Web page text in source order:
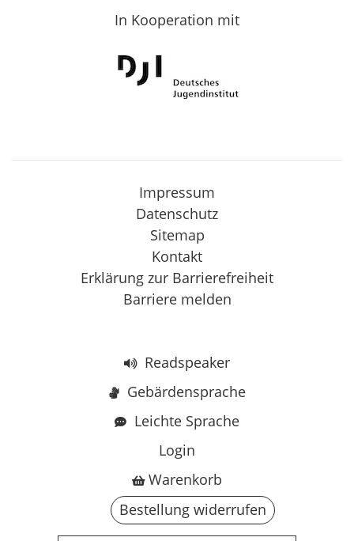
In Kooperation mit
Impressum
Datenschutz
Sitemap
Kontakt
Erklärung zur Barrierefreiheit
Barriere melden
Readspeaker
Gebärdensprache
Leichte Sprache
Login
Warenkorb
Bestellung widerrufen